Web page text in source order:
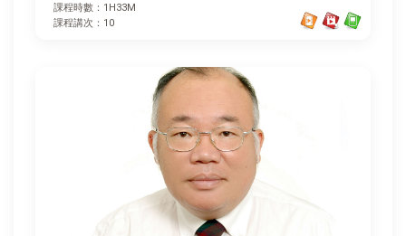
課程時數：1H33M
課程講次：10